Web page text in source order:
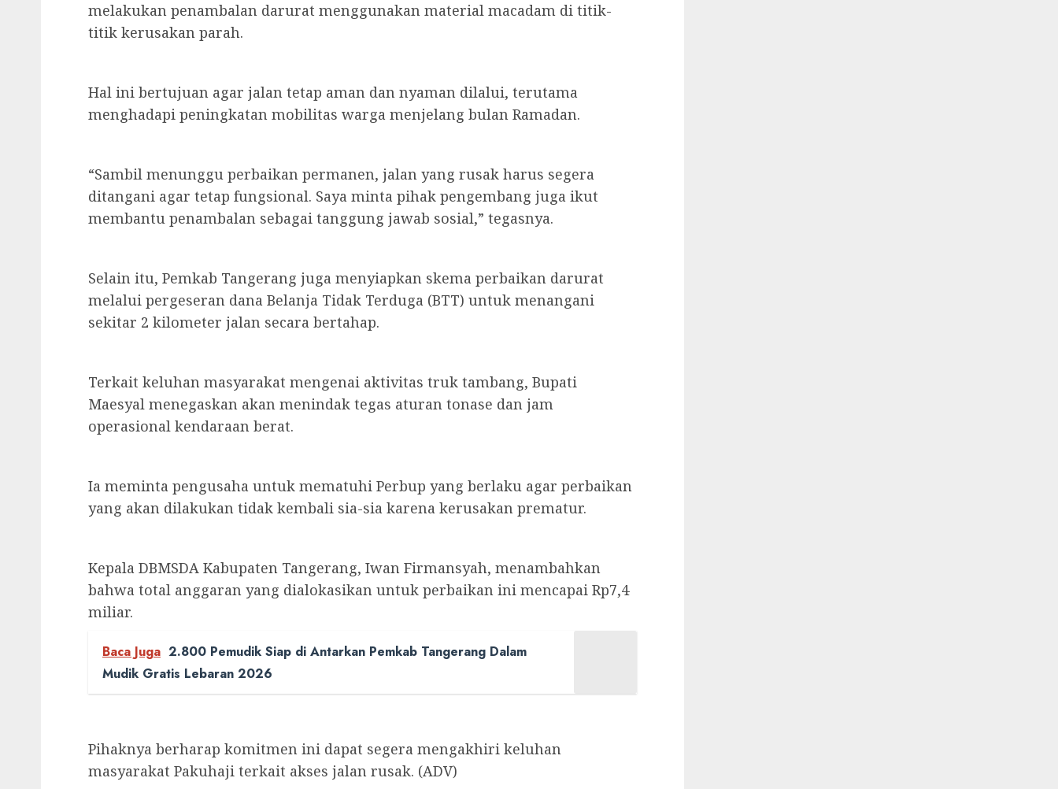
melakukan penambalan darurat menggunakan material macadam di titik-
titik kerusakan parah.
Hal ini bertujuan agar jalan tetap aman dan nyaman dilalui, terutama
menghadapi peningkatan mobilitas warga menjelang bulan Ramadan.
“Sambil menunggu perbaikan permanen, jalan yang rusak harus segera
ditangani agar tetap fungsional. Saya minta pihak pengembang juga ikut
membantu penambalan sebagai tanggung jawab sosial,” tegasnya.
Selain itu, Pemkab Tangerang juga menyiapkan skema perbaikan darurat
melalui pergeseran dana Belanja Tidak Terduga (BTT) untuk menangani
sekitar 2 kilometer jalan secara bertahap.
Terkait keluhan masyarakat mengenai aktivitas truk tambang, Bupati
Maesyal menegaskan akan menindak tegas aturan tonase dan jam
operasional kendaraan berat.
Ia meminta pengusaha untuk mematuhi Perbup yang berlaku agar perbaikan
yang akan dilakukan tidak kembali sia-sia karena kerusakan prematur.
Kepala DBMSDA Kabupaten Tangerang, Iwan Firmansyah, menambahkan
bahwa total anggaran yang dialokasikan untuk perbaikan ini mencapai Rp7,4
miliar.
Baca Juga 2.800 Pemudik Siap di Antarkan Pemkab Tangerang Dalam
Mudik Gratis Lebaran 2026
Pihaknya berharap komitmen ini dapat segera mengakhiri keluhan
masyarakat Pakuhaji terkait akses jalan rusak. (ADV)